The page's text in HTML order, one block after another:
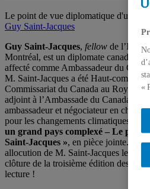
Le point de vue diplomatique d'un
Guy Saint-Jacques
Guy Saint-Jacques, fellow de
Montréal, est un diplomate canadien
affecté comme Ambassadeur du
M. Saint-Jacques a été Haut-
Commissariat du Canada au
adjoint à l’Ambassade du Canada à
ambassadeur et négociateur en chef
pour les changements climatiques.
un grand pays complexé – Le point
Saint-Jacques », en pièce jointe. Le
allocution de M. Saint-Jacques le 24
clôture de la troisième édition des
lecture !
«